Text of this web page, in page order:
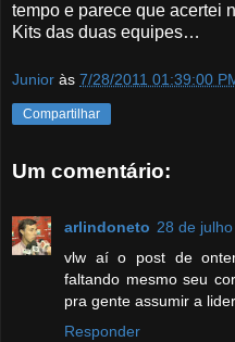
tempo e parece que acertei
Kits das duas equipes…
Junior às 7/28/2011 01:39:00
Compartilhar
Um comentário:
arlindoneto 28 de
vlw aí o post de
faltando mesmo seu
pra gente assumir a
Responder